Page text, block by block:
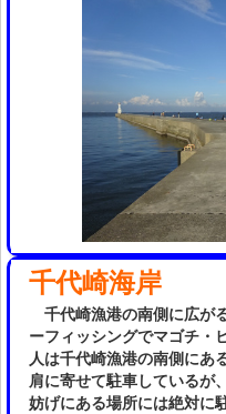
千代崎海岸
千代崎漁港の南側に広が
ーフィッシングでマゴチ・
人は千代崎漁港の南側にあ
肩に寄せて駐車しているが
妨げにある場所には絶対に